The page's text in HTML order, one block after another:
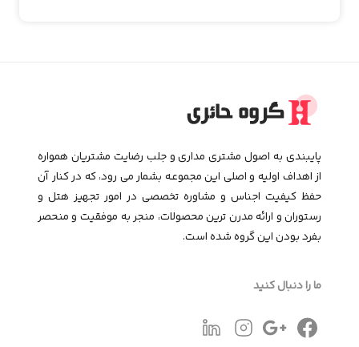
پایبندی به اصول مشتری مداری و جلب رضایت مشتریان همواره
از اهداف اولیه و اصلی این مجموعـه بشمار می رود، که در کنار آن
حفظ کیفیت اجناس و مشاوره تخصصی در امور تجهیز هتل و
رستوران و ارائه مدرن ترین محصولات، منجر به موفقیت و منحصر
بفرد بودن این گروه شده است.
ما را دنبال کنید